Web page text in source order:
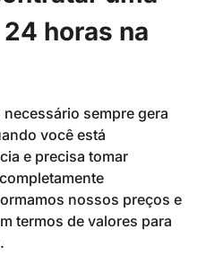
horas na
sempre gera
você está
e precisa tomar
nossos preços e
termos de valores para